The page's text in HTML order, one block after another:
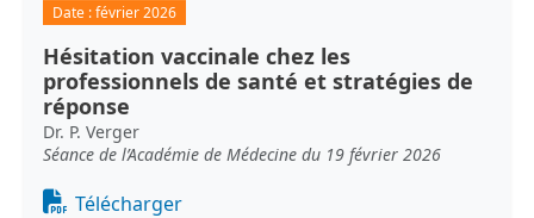
Date :février 2026
Hésitation vaccinale chez les
professionnels de santé et stratégies de
réponse
Dr. P. Verger
Séance de l’Académie de Médecine du 19 février 2026
Document
Télécharger